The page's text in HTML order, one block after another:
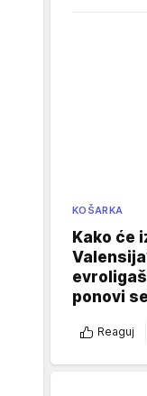
KOŠARKA
Kako će
ponovi
Reaguj